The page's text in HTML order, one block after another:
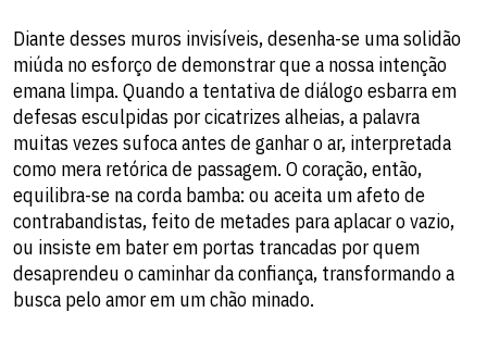
​Diante desses muros invisíveis, desenha-se uma solidão
miúda no esforço de demonstrar que a nossa intenção
emana limpa. Quando a tentativa de diálogo esbarra em
defesas esculpidas por cicatrizes alheias, a palavra
muitas vezes sufoca antes de ganhar o ar, interpretada
como mera retórica de passagem. O coração, então,
equilibra-se na corda bamba: ou aceita um afeto de
contrabandistas, feito de metades para aplacar o vazio,
ou insiste em bater em portas trancadas por quem
desaprendeu o caminhar da confiança, transformando a
busca pelo amor em um chão minado.